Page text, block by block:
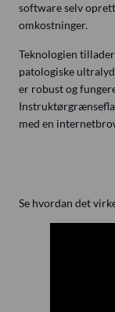
software selv
omkostninger.
Teknologien
patologiske
er robust og
med en
Se hvordan det